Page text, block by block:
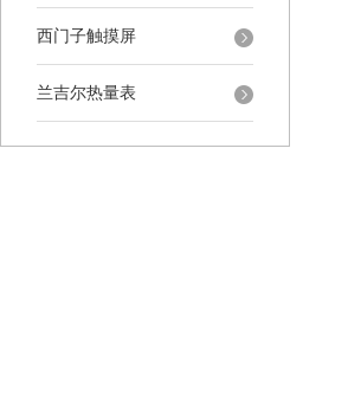
西门子触摸屏
兰吉尔热量表